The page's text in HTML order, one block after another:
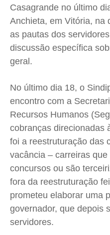
Casagrande no último
Anchieta, em Vitória, na
as pautas dos
discussão específica
geral.
No último dia 18, o
encontro com a
Recursos Humanos
cobranças direcionadas
foi a reestruturação das
vacância – carreiras
concursos ou são
fora da reestruturação
prometeu elaborar uma
governador, que depois
servidores.